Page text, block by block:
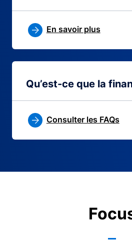
En savoir plus
Qu’est-ce que la
Consulter les FAQs